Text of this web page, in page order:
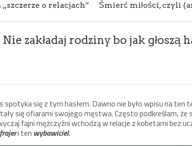
o relacjach” Śmierć miłości, czyli
zakładaj rodziny bo jak głoszą
spotyka się z tym hasłem. Dawno nie było wpisu na ten
się ofiarami swojego męstwa. Często podkreślam, że
fajni mężczyźni wchodzą w relacje z kobetami bez
frajeri ten wybawiciel.